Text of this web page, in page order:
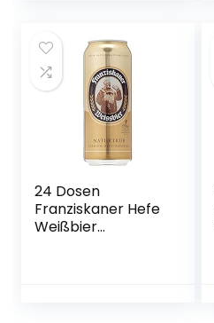
24 Dosen
Franziskaner Hefe
Weißbier